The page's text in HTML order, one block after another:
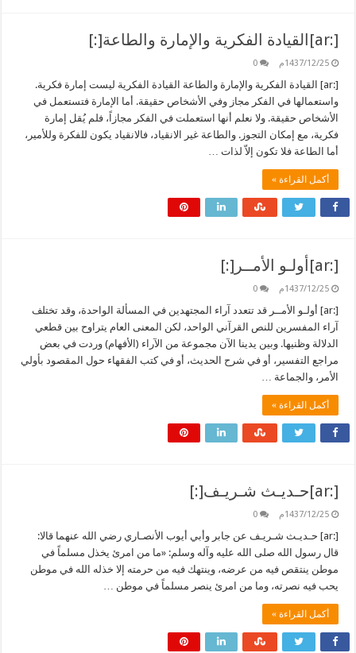
[:ar]القيادة الفكرية والإمارة والطاعة[:]
1437/12/25م 0
[:ar] القيادة الفكرية والإمارة والطاعة القيادة الفكرية ليست إمارة فكرية.
واستعمالها في الفكر مجاز وفي الأشخاص حقيقة. أما الإمارة فتستعمل في
الأشخاص حقيقة. ولا نعلم أنها استعملت في الفكر مجازاً، فلم يُقل إمارة
فكرية، مع إمكان التجوز. والطاعة غير الانقياد، فالانقياد يكون للفكرة وللأمير،
أما الطاعة فلا تكون إلاّ لذات …
أكمل القراءة »
[:ar]أولـو الأمــر[:]
1437/12/25م 0
[:ar] أولـو الأمــر قد تتعدد آراء المجتهدين في المسألة الواحدة، وقد تختلف
آراء المفسرين للنص القرآني الواحد، لكن المعنى العام يتراوح بين قطعي
الدلالة وظنيها. وبين يدينا الآن مجموعة من الآراء (الأفهام) وردت في بعض
مراجع التفسير، أو في شرح الحديث، أو في كتب الفقهاء حول المقصود بأولي
الأمر، والجماعة …
أكمل القراءة »
[:ar]حـديـث شـريـف[:]
1437/12/25م 0
[:ar] حـديـث شـريـف عن جابر وأبي أيوب الأنصـاري رضي الله عنهما قالا:
قال رسول الله صلى الله عليه وآله وسلم: «ما من امرئ يخذل مسلماً في
موطن ينتقص فيه من عرضه، وينتهك فيه من حرمته إلا خذله الله في موطن
يحب فيه نصرته، وما من امرئ ينصر مسلماً في موطن …
أكمل القراءة »